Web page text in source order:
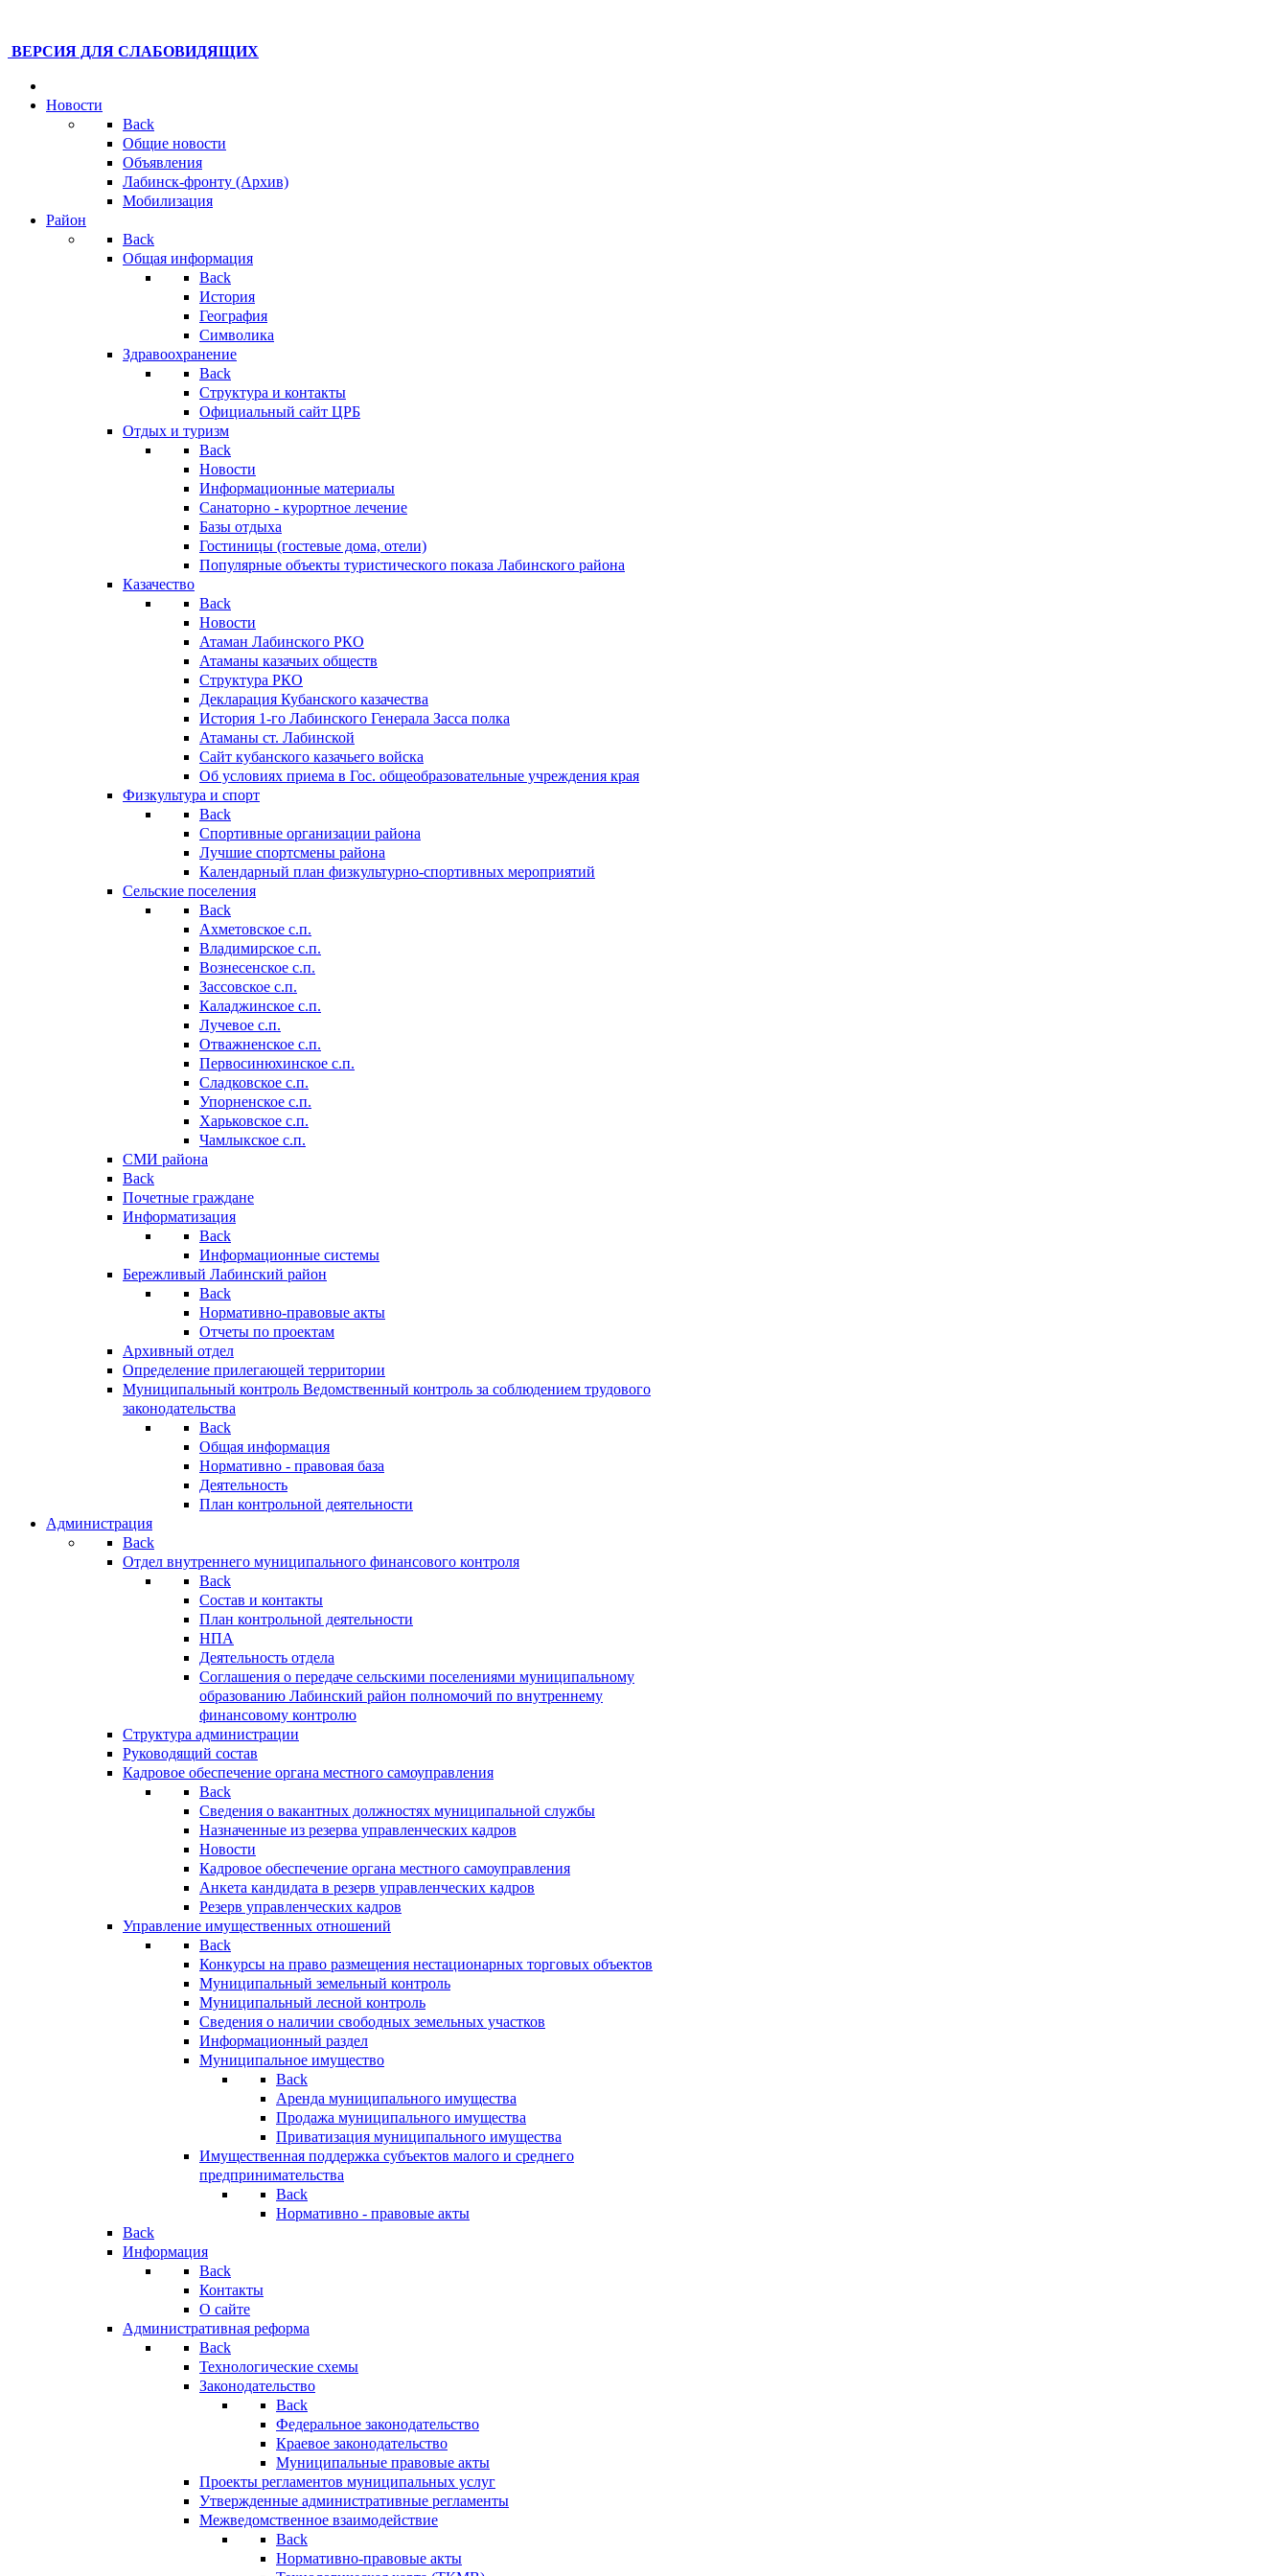
ВЕРСИЯ ДЛЯ СЛАБОВИДЯЩИХ
Новости
Back
Общие новости
Объявления
Лабинск-фронту (Архив)
Мобилизация
Район
Back
Общая информация
Back
История
География
Символика
Здравоохранение
Back
Структура и контакты
Официальный сайт ЦРБ
Отдых и туризм
Back
Новости
Информационные материалы
Санаторно - курортное лечение
Базы отдыха
Гостиницы (гостевые дома, отели)
Популярные объекты туристического показа Лабинского района
Казачество
Back
Новости
Атаман Лабинского РКО
Атаманы казачьих обществ
Структура РКО
Декларация Кубанского казачества
История 1-го Лабинского Генерала Засса полка
Атаманы ст. Лабинской
Cайт кубанского казачьего войска
Об условиях приема в Гос. общеобразовательные учреждения края
Физкультура и спорт
Back
Спортивные организации района
Лучшие спортсмены района
Календарный план физкультурно-спортивных мероприятий
Сельские поселения
Back
Ахметовское с.п.
Владимирское с.п.
Вознесенское с.п.
Зассовское с.п.
Каладжинское с.п.
Лучевое с.п.
Отважненское с.п.
Первосинюхинское с.п.
Сладковское с.п.
Упорненское с.п.
Харьковское с.п.
Чамлыкское с.п.
СМИ района
Back
Почетные граждане
Информатизация
Back
Информационные системы
Бережливый Лабинский район
Back
Нормативно-правовые акты
Отчеты по проектам
Архивный отдел
Определение прилегающей территории
Муниципальный контроль Ведомственный контроль за соблюдением трудового
законодательства
Back
Общая информация
Нормативно - правовая база
Деятельность
План контрольной деятельности
Администрация
Back
Отдел внутреннего муниципального финансового контроля
Back
Состав и контакты
План контрольной деятельности
НПА
Деятельность отдела
Соглашения о передаче сельскими поселениями муниципальному
образованию Лабинский район полномочий по внутреннему
финансовому контролю
Структура администрации
Руководящий состав
Кадровое обеспечение органа местного самоуправления
Back
Сведения о вакантных должностях муниципальной службы
Назначенные из резерва управленческих кадров
Новости
Кадровое обеспечение органа местного самоуправления
Анкета кандидата в резерв управленческих кадров
Резерв управленческих кадров
Управление имущественных отношений
Back
Конкурсы на право размещения нестационарных торговых объектов
Муниципальный земельный контроль
Муниципальный лесной контроль
Сведения о наличии свободных земельных участков
Информационный раздел
Муниципальное имущество
Back
Аренда муниципального имущества
Продажа муниципального имущества
Приватизация муниципального имущества
Имущественная поддержка субъектов малого и среднего
предпринимательства
Back
Нормативно - правовые акты
Back
Информация
Back
Контакты
О сайте
Административная реформа
Back
Технологические схемы
Законодательство
Back
Федеральное законодательство
Краевое законодательство
Муниципальные правовые акты
Проекты регламентов муниципальных услуг
Утвержденные административные регламенты
Межведомственное взаимодействие
Back
Нормативно-правовые акты